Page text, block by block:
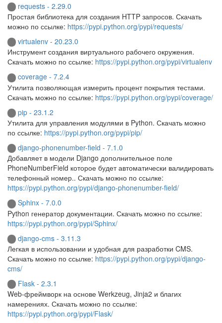
requests - 2.29.0
Простая библиотека для создания HTTP запросов. Скачать
можно по ссылке: https://pypi.python.org/pypi/requests/
virtualenv - 20.23.0
Инструмент создания виртуального рабочего окружения.
Скачать можно по ссылке: https://pypi.python.org/pypi/virtualenv
coverage - 7.2.4
Утилита позволяющая измерить процент покрытия тестами.
Скачать можно по ссылке: https://pypi.python.org/pypi/coverage/
pip - 23.1.2
Утилита для управления модулями в Python. Скачать можно
по ссылке: https://pypi.python.org/pypi/pip/
django-phonenumber-field - 7.1.0
Добавляет в модели Django дополнительное поле
PhoneNumberField которое будет автоматически валидировать
телефонный номер.. Скачать можно по ссылке:
https://pypi.python.org/pypi/django-phonenumber-field/
Sphinx - 7.0.0
Python генератор документации. Скачать можно по ссылке:
https://pypi.python.org/pypi/Sphinx/
django-cms - 3.11.3
Легкая в использовании и удобная для разработки CMS.
Скачать можно по ссылке: https://pypi.python.org/pypi/django-
cms/
Flask - 2.3.1
Web-фреймворк на основе Werkzeug, Jinja2 и благих
намерениях. Скачать можно по ссылке:
https://pypi.python.org/pypi/Flask/